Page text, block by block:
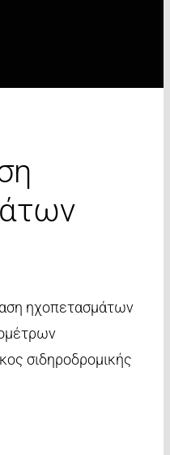
ηχοπετασμάτων
σιδηροδρομικής